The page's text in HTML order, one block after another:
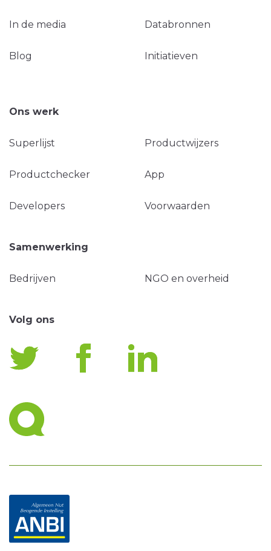
In de media Databronnen
Blog Initiatieven
Ons werk
Superlijst Productwijzers
Productchecker App
Developers Voorwaarden
Samenwerking
Bedrijven NGO en overheid
Volg ons